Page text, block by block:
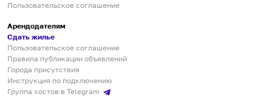
Пользовательское соглашение
Арендодателям
Сдать жилье
Пользовательское соглашение
Правила публикации объявлений
Города присутствия
Инструкция по подключению
Группа хостов в Telegram